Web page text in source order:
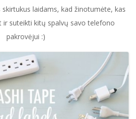
laidams, kad žinotumėte, kas
ir suteikti kitų spalvų savo telefono
pakrovėjui :)